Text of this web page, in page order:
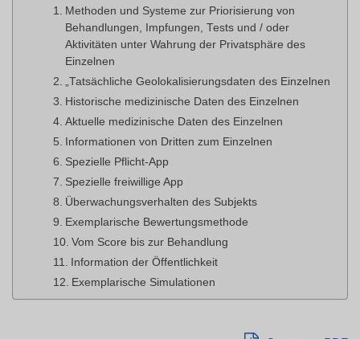
Methoden und Systeme zur Priorisierung von
Behandlungen, Impfungen, Tests und / oder
Aktivitäten unter Wahrung der Privatsphäre des
Einzelnen
„Tatsächliche Geolokalisierungsdaten des Einzelnen
Historische medizinische Daten des Einzelnen
Aktuelle medizinische Daten des Einzelnen
Informationen von Dritten zum Einzelnen
Spezielle Pflicht-App
Spezielle freiwillige App
Überwachungsverhalten des Subjekts
Exemplarische Bewertungsmethode
Vom Score bis zur Behandlung
Information der Öffentlichkeit
Exemplarische Simulationen